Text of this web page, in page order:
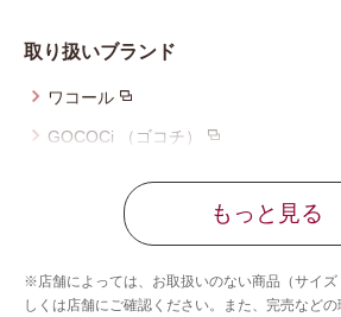
ニュース＆トピックス
企業情報
取り扱いブランド
ワコール
GOCOCi （ゴコチ）
ウイング／レシアージュ
ブロス バイ ワコールメン
もっと見る
※店舗によっては、お取扱いのない商品（サイ
しくは店舗にご確認ください。また、完売など